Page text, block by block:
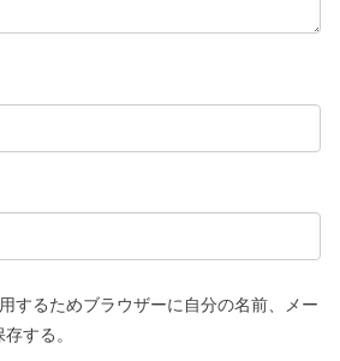
するためブラウザーに自分の名前、メー
する。